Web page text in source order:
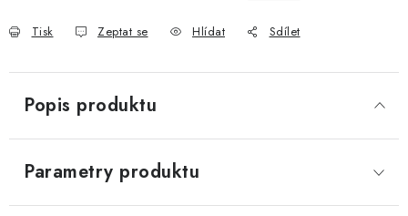
Tisk Zeptat se Hlídat Sdílet
Popis produktu
Parametry produktu